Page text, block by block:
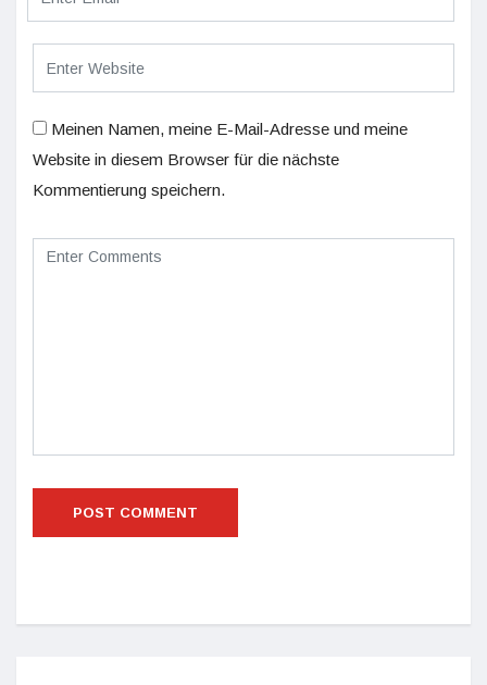
Meinen Namen, meine E-Mail-Adresse und meine
Website in diesem Browser für die nächste
Kommentierung speichern.